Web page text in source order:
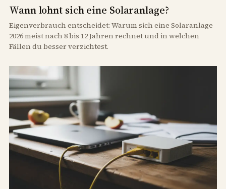
Wann lohnt sich eine Solaranlage?
Eigenverbrauch entscheidet: Warum sich eine Solaranlage
2026 meist nach 8 bis 12 Jahren rechnet und in welchen
Fällen du besser verzichtest.